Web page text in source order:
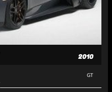
2010
GT